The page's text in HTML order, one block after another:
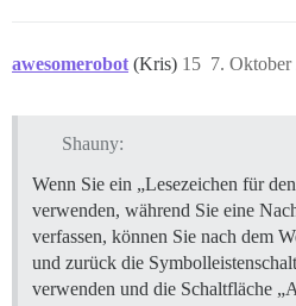
awesomerobot (Kris) 7.
15
Shauny:
Wenn Sie ein „Lesezeichen für
verwenden, während Sie eine
verfassen, können Sie nach dem
und zurück die
verwenden und die Schaltfläche